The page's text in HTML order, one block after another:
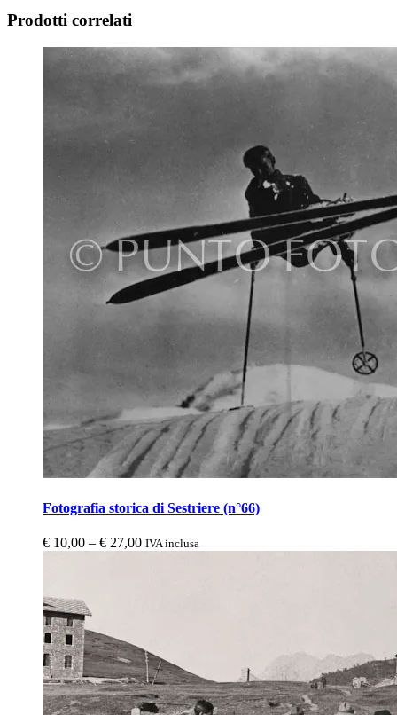
Prodotti correlati
Fotografia storica di Sestriere (n°66)
€ 10,00 – € 27,00 IVA inclusa